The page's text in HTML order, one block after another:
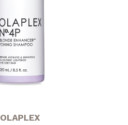
OLAPLEX